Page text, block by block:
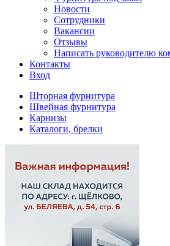
Новости
Сотрудники
Вакансии
Отзывы
Написать руководителю
Контакты
Вход
Шторная фурнитура
Швейная фурнитура
Карнизы
Каталоги, брелки